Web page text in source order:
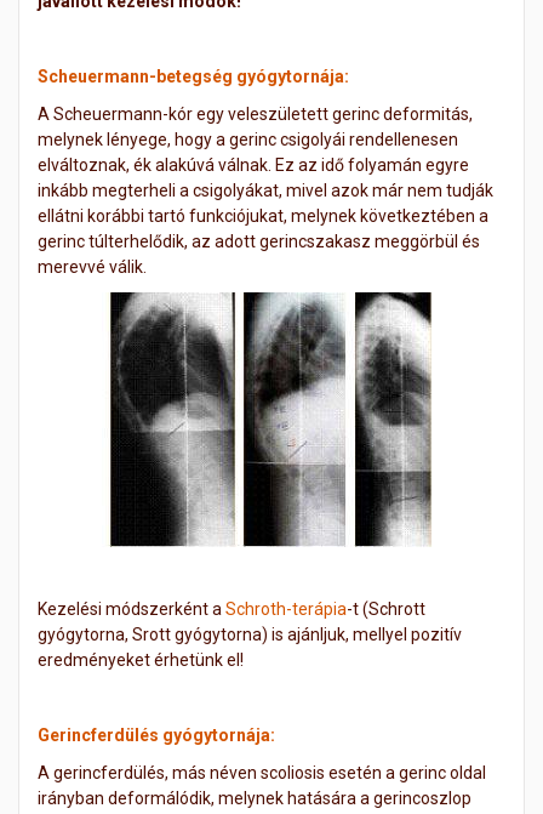
Scheuermann-betegség gyógytornája:
A Scheuermann-kór egy veleszületett gerinc deformitás,
melynek lényege, hogy a gerinc csigolyái rendellenesen
elváltoznak, ék alakúvá válnak. Ez az idő folyamán egyre
inkább megterheli a csigolyákat, mivel azok már nem tudják
ellátni korábbi tartó funkciójukat, melynek következtében a
gerinc túlterhelődik, az adott gerincszakasz meggörbül és
merevvé válik.
Kezelési módszerként a Schroth-terápia-t(Schrott
gyógytorna, Srott gyógytorna) is ajánljuk, mellyel pozitív
eredményeket érhetünk el!
Gerincferdülés gyógytornája:
A gerincferdülés, más néven scoliosis esetén a gerinc oldal
irányban deformálódik, melynek hatására a gerincoszlop